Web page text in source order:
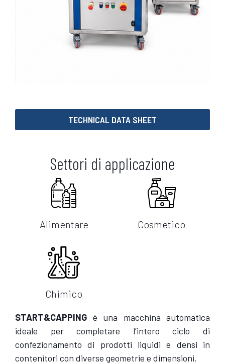
TECHNICAL DATA SHEET
Settori di applicazione
Alimentare Cosmetico
Chimico
START&CAPPING è una macchina automatica
ideale per completare l’intero ciclo di
confezionamento di prodotti liquidi e densi in
contenitori con diverse geometrie e dimensioni.